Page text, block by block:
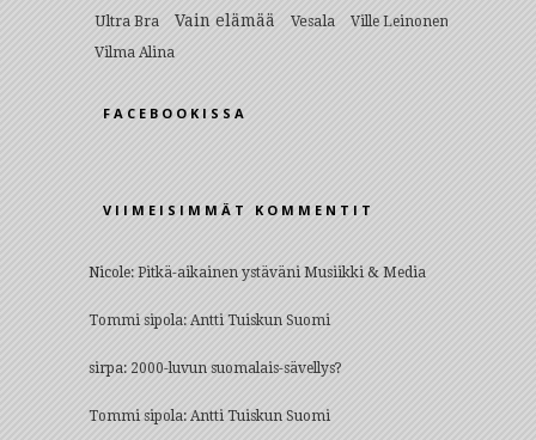
Ultra Bra Vain elämää Vesala
Ville Leinonen
Vilma Alina
FACEBOOKISSA
VIIMEISIMMÄT KOMMENTIT
Nicole: Pitkä-aikainen ystäväni Musiikki & Media
Tommi sipola: Antti Tuiskun Suomi
sirpa: 2000-luvun suomalais-sävellys?
Tommi sipola: Antti Tuiskun Suomi